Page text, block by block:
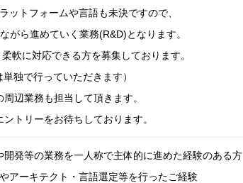
ットフォームや言語も未決ですので、
がら進めていく業務(R&D)となります。
軟に対応できる方を募集しております。
独で行っていただきます）
辺業務も担当して頂きます。
トリーをお待ちしております。
発等の業務を一人称で主体的に進めた経験のある方
アーキテクト・言語選定等を行ったご経験